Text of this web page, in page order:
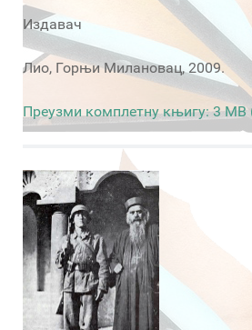
Издавач
Лио, Горњи Милановац, 2009.
Преузми комплетну књигу: 3